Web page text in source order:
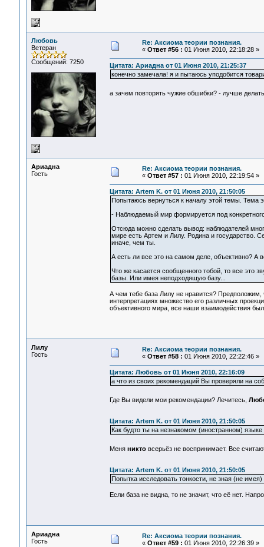
Любовь
Ветеран
Сообщений: 7250
Re: Аксиома теории познания.
« Ответ #56 : 01 Июня 2010, 22:18:28 »
Цитата: Ариадна от 01 Июня 2010, 21:25:37
конечно замечала! я и пытаюсь уподобится
а зачем повторять чужие обшибки? - лучше
Ариадна
Гость
Re: Аксиома теории познания.
« Ответ #57 : 01 Июня 2010, 22:19:54 »
Цитата: Artem K. от 01 Июня 2010, 21:50:05
Попытаюсь вернуться к началу этой темы. Тема
- Наблюдаемый мир формируется под
Отсюда можно сделать вывод: наблюдателей
мире есть Артем и Лилу. Родина и государство.
иначе, чем ты.
А есть ли все это на самом деле, объективно? А
Что же касается сообщенного тобой, то все это
базы. Или имея неподходящую базу...
А чем тебе база Лилу не нравится?
интерпретациях множество его различных
объективного мира, все наши взаимодействия
Лилу
Гость
Re: Аксиома теории познания.
« Ответ #58 : 01 Июня 2010, 22:22:46 »
Цитата: Любовь от 01 Июня 2010, 22:16:09
а что из своих рекомендаций Вы проверяли на
Где Вы видели мои рекомендации? Лечитесь,
Цитата: Artem K. от 01 Июня 2010, 21:50:05
Как будто ты на незнакомом (иностранном)
Меня никтовсерьёз не воспринимает. Все
Цитата: Artem K. от 01 Июня 2010, 21:50:05
Попытка исследовать тонкости, не зная (не
Если база не видна, то не значит, что её нет.
Ариадна
Гость
Re: Аксиома теории познания.
« Ответ #59 : 01 Июня 2010, 22:26:39 »